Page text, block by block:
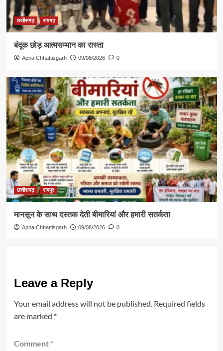
छत्तीसगढ़ रायगढ़
​बंदूक छोड़ आत्मसम्मान का रास्ता
Apna Chhattisgarh 09/08/2026 0
छत्तीसगढ़ रायपुर
मानसून के साथ दस्तक देती बीमारियां और हमारी सतर्कता
Apna Chhattisgarh 09/08/2026 0
Leave a Reply
Your email address will not be published. Required fields
are marked *
Comment *